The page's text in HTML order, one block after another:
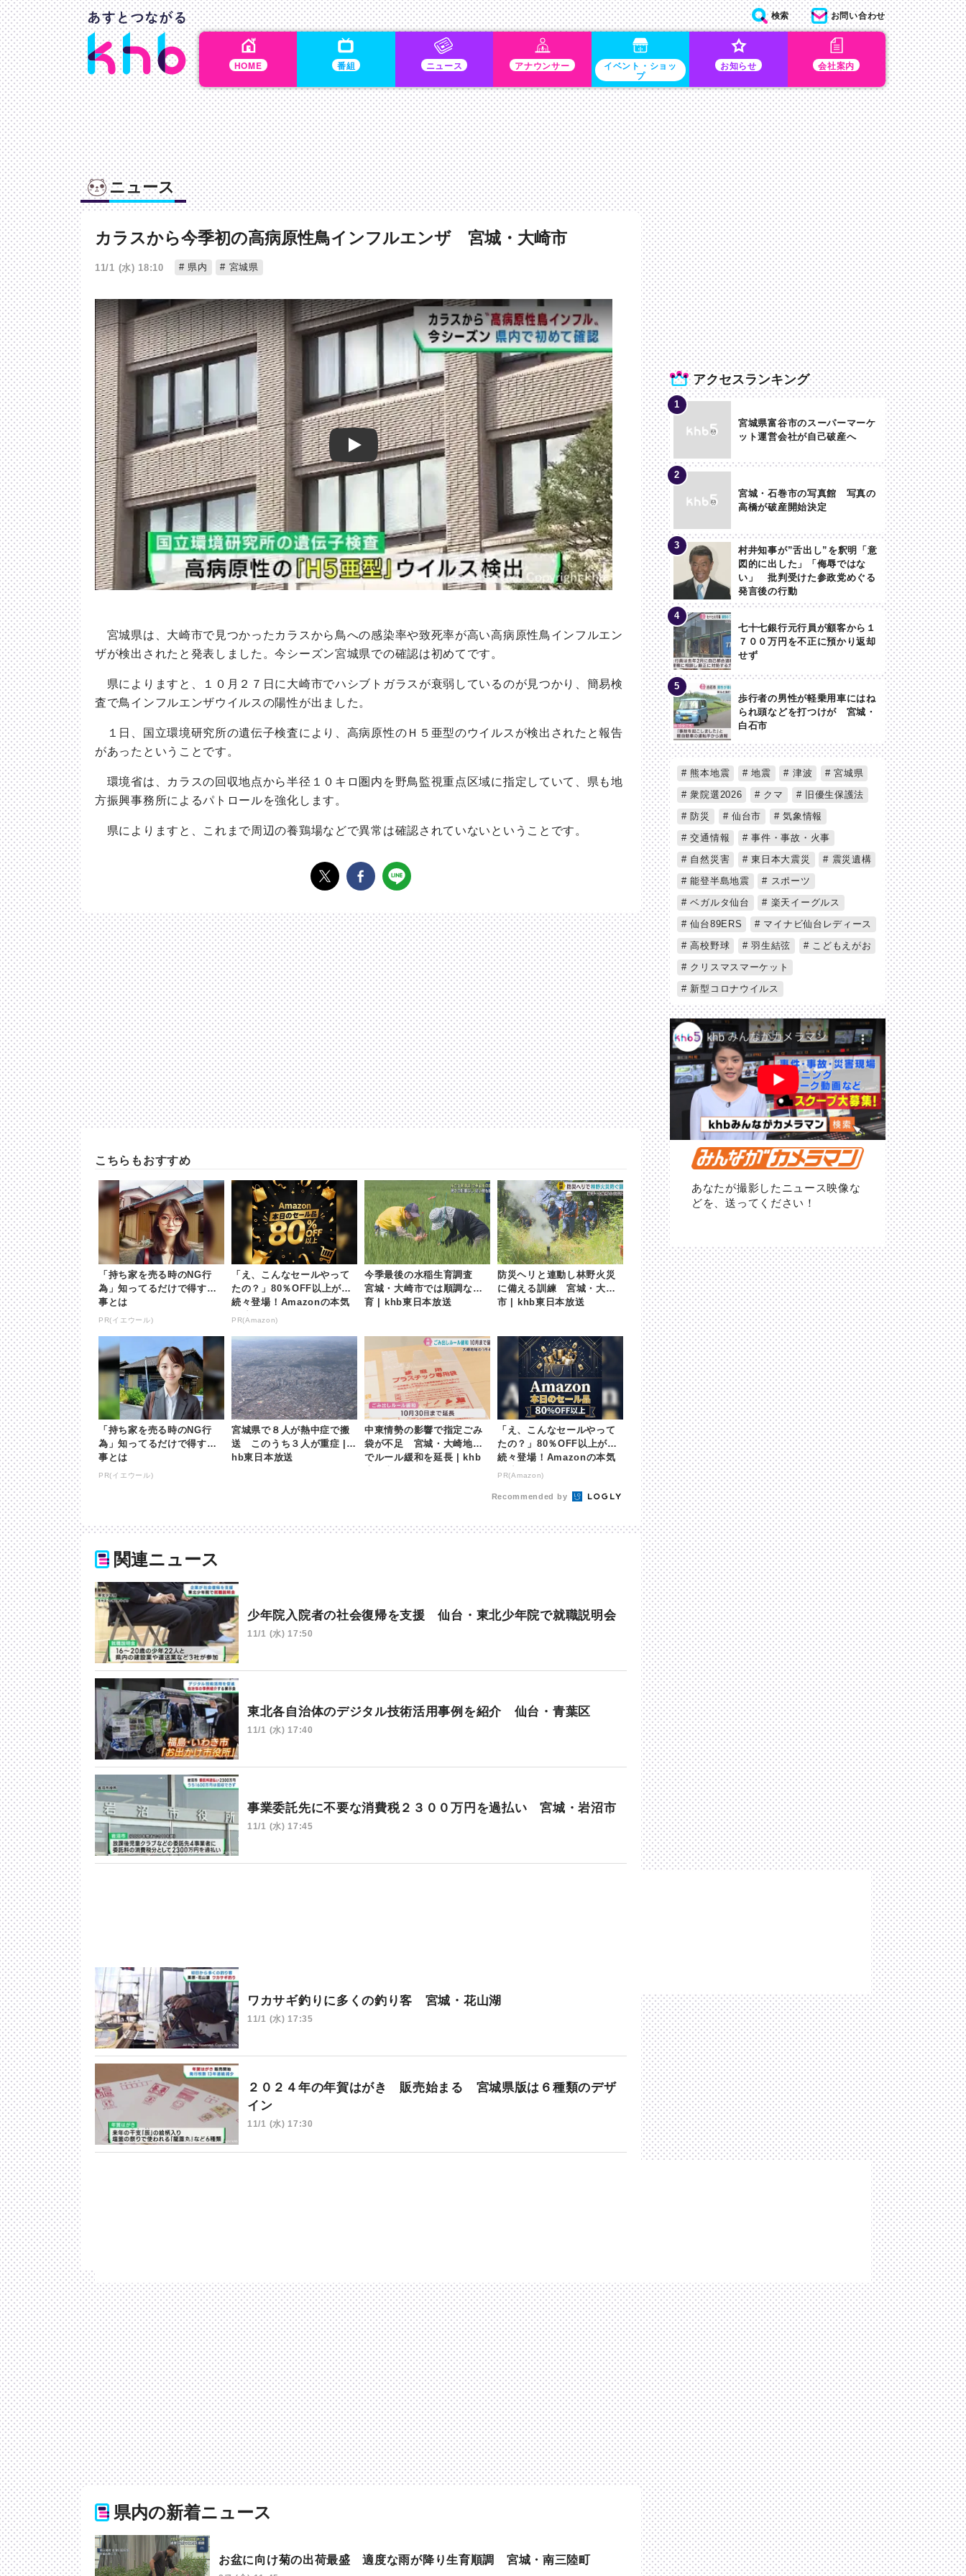
HOME 番組 ニュース アナウンサー イベント・ショッ
プ
お知らせ 会社案内
検索 お問い合わせ
ニュース
カラスから今季初の高病原性鳥インフルエンザ 宮城・大崎市
11/1 (水) 18:10 県内 宮城県
Play
宮城県は、大崎市で見つかったカラスから鳥への感染率や致死率が高い高病原性鳥インフルエン
ザが検出されたと発表しました。今シーズン宮城県での確認は初めてです。
県によりますと、１０月２７日に大崎市でハシブトガラスが衰弱しているのが見つかり、簡易検
査で鳥インフルエンザウイルスの陽性が出ました。
１日、国立環境研究所の遺伝子検査により、高病原性のＨ５亜型のウイルスが検出されたと報告
があったということです。
環境省は、カラスの回収地点から半径１０キロ圏内を野鳥監視重点区域に指定していて、県も地
方振興事務所によるパトロールを強化します。
県によりますと、これまで周辺の養鶏場などで異常は確認されていないということです。
こちらもおすすめ
「持ち家を売る時のNG行
為」知ってるだけで得する
事とは
PR(イエウール)
「え、こんなセールやって
たの？」80％OFF以上が
続々登場！Amazonの本気
が凄すぎる
PR(Amazon)
今季最後の水稲生育調査
宮城・大崎市では順調な生
育 | khb東日本放送
防災ヘリと連動し林野火災
に備える訓練 宮城・大崎
市 | khb東日本放送
「持ち家を売る時のNG行
為」知ってるだけで得する
事とは
PR(イエウール)
宮城県で８人が熱中症で搬
送 このうち３人が重症 | k
hb東日本放送
中東情勢の影響で指定ごみ
袋が不足 宮城・大崎地域
でルール緩和を延長 | khb
「え、こんなセールやって
たの？」80％OFF以上が
続々登場！Amazonの本気
が凄すぎる
PR(Amazon)
Recommended by
関連ニュース
少年院入院者の社会復帰を支援 仙台・東北少年院で就職説明会
11/1 (水) 17:50
東北各自治体のデジタル技術活用事例を紹介 仙台・青葉区
11/1 (水) 17:40
事業委託先に不要な消費税２３００万円を過払い 宮城・岩沼市
11/1 (水) 17:45
ワカサギ釣りに多くの釣り客 宮城・花山湖
11/1 (水) 17:35
２０２４年の年賀はがき 販売始まる 宮城県版は６種類のデザ
イン
11/1 (水) 17:30
県内の新着ニュース
お盆に向け菊の出荷最盛 適度な雨が降り生育順調 宮城・南三陸町
アクセスランキング
宮城県富谷市のスーパーマーケ
ット運営会社が自己破産へ
宮城・石巻市の写真館 写真の
高橋が破産開始決定
村井知事が”舌出し”を釈明「意
図的に出した」「侮辱ではな
い」 批判受けた参政党めぐる
発言後の行動
七十七銀行元行員が顧客から１
７００万円を不正に預かり返却
せず
歩行者の男性が軽乗用車にはね
られ頭などを打つけが 宮城・
白石市
熊本地震 地震 津波
宮城県
衆院選2026
クマ
旧優生保護法
防災
仙台市
気象情報
交通情報
事件・事故・火事
自然災害
東日本大震災
震災遺構
能登半島地震
スポーツ
ベガルタ仙台
楽天イーグルス
仙台89ERS
マイナビ仙台レディース
高校野球
羽生結弦
こどもえがお
クリスマスマーケット
新型コロナウイルス
あなたが撮影したニュース映像な
どを、送ってください！